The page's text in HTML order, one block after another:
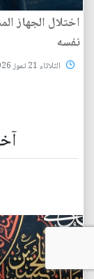
اختلال الجهاز
نفسه
الثلاثاء 21 تموز 2026